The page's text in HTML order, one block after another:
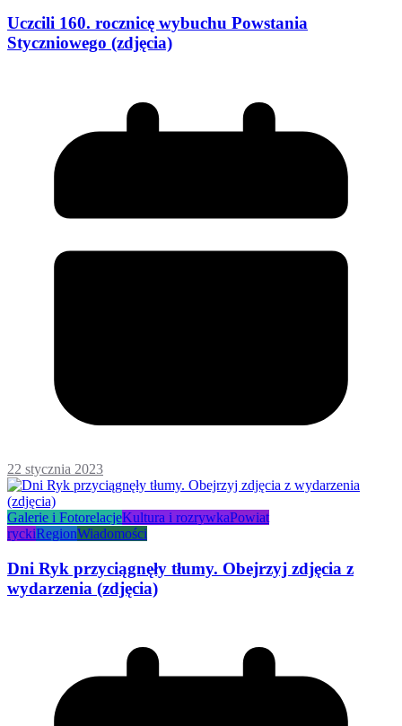
Uczcili 160. rocznicę wybuchu Powstania
Styczniowego (zdjęcia)
22 stycznia 2023
Galerie i FotorelacjeKultura i rozrywkaPowiat
ryckiRegionWiadomości
Dni Ryk przyciągnęły tłumy. Obejrzyj zdjęcia z
wydarzenia (zdjęcia)